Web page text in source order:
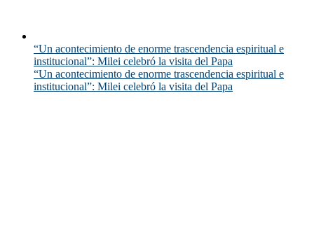
“Un acontecimiento de enorme trascendencia espiritual e
institucional”: Milei celebró la visita del Papa
“Un acontecimiento de enorme trascendencia espiritual e
institucional”: Milei celebró la visita del Papa